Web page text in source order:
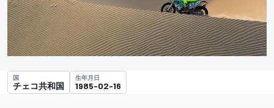
国
チェコ共和国
生年月日
1985-02-16